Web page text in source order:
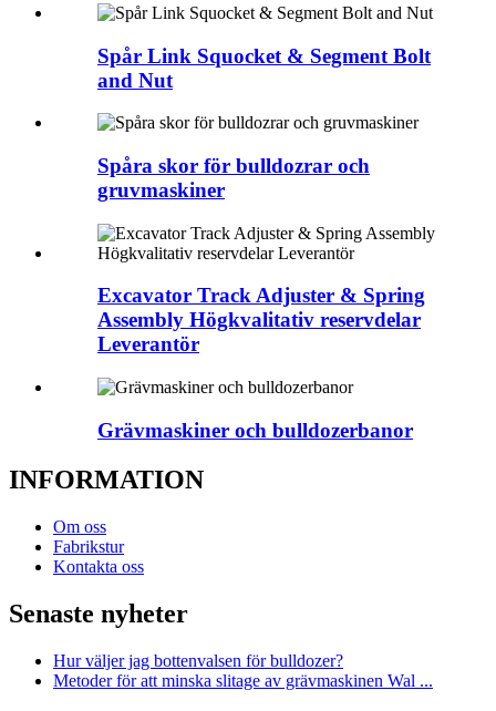
Spår Link Squocket & Segment Bolt
and Nut
Spåra skor för bulldozrar och
gruvmaskiner
Excavator Track Adjuster & Spring
Assembly Högkvalitativ reservdelar
Leverantör
Grävmaskiner och bulldozerbanor
INFORMATION
Om oss
Fabrikstur
Kontakta oss
Senaste nyheter
Hur väljer jag bottenvalsen för bulldozer?
Metoder för att minska slitage av grävmaskinen Wal ...